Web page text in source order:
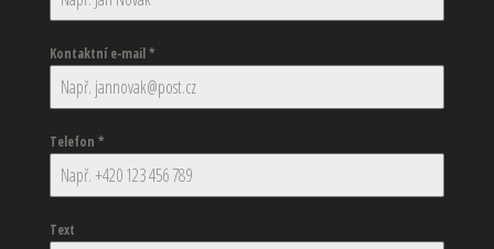
Kontaktní e-mail*
Telefon *
Text